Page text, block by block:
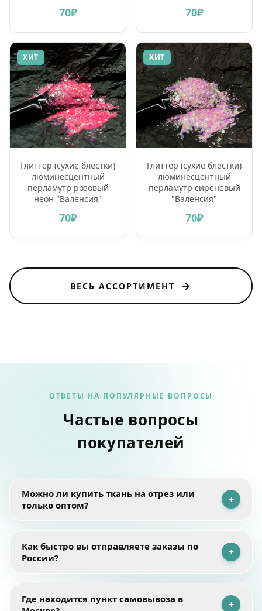
70₽ 70₽
ХИТ
Глиттер (сухие блестки)
люминесцентный
перламутр розовый
неон "Валенсия"
70₽
ХИТ
Глиттер (сухие блестки)
люминесцентный
перламутр сиреневый
"Валенсия"
70₽
ВЕСЬ АССОРТИМЕНТ →
ОТВЕТЫ НА ПОПУЛЯРНЫЕ ВОПРОСЫ
Частые вопросы
покупателей
Можно ли купить ткань на отрез или
только оптом?
+
покупателями. Ткань можно приобрести на отрез —
минимальное количество составляет
Как быстро вы отправляете заказы по
России?
+
нашем складе в Москве. После оплаты мы собираем,
Где находится пункт самовывоза в
+